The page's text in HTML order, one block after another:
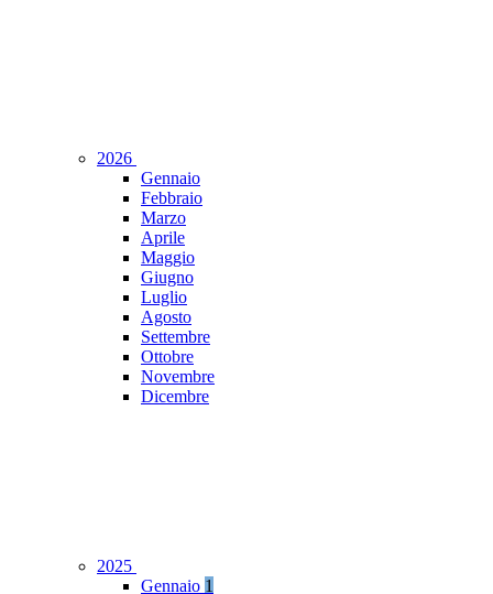
2026
Gennaio
Febbraio
Marzo
Aprile
Maggio
Giugno
Luglio
Agosto
Settembre
Ottobre
Novembre
Dicembre
2025
Gennaio 1